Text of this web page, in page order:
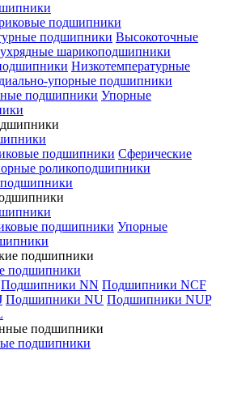
подшипники
подшипники Высокоточные
шарикоподшипники
Низкотемпературные
упорные подшипники
подшипники Упорные
подшипники Сферические
роликоподшипники
подшипники Упорные
подшипники
Подшипники NN Подшипники NCF
Подшипники NU Подшипники NUP
подшипники